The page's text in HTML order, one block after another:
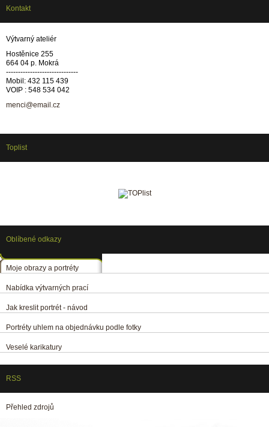
Kontakt
Výtvarný ateliér
Hostěnice 255
664 04 p. Mokrá
------------------------------
Mobil: 432 115 439
VOIP : 548 534 042
menci@email.cz
Toplist
Oblíbené odkazy
Moje obrazy a portréty
Nabídka výtvarných prací
Jak kreslit portrét - návod
Portréty uhlem na objednávku podle fotky
Veselé karikatury
RSS
Přehled zdrojů